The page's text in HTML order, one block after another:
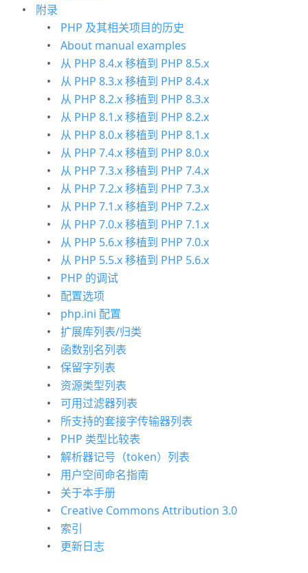
附录
PHP 及其相关项目的历史
About manual examples
从 PHP 8.4.x 移植到 PHP 8.5.x
从 PHP 8.3.x 移植到 PHP 8.4.x
从 PHP 8.2.x 移植到 PHP 8.3.x
从 PHP 8.1.x 移植到 PHP 8.2.x
从 PHP 8.0.x 移植到 PHP 8.1.x
从 PHP 7.4.x 移植到 PHP 8.0.x
从 PHP 7.3.x 移植到 PHP 7.4.x
从 PHP 7.2.x 移植到 PHP 7.3.x
从 PHP 7.1.x 移植到 PHP 7.2.x
从 PHP 7.0.x 移植到 PHP 7.1.x
从 PHP 5.6.x 移植到 PHP 7.0.x
从 PHP 5.5.x 移植到 PHP 5.6.x
PHP 的调试
配置选项
php.ini 配置
扩展库列表/归类
函数别名列表
保留字列表
资源类型列表
可用过滤器列表
所支持的套接字传输器列表
PHP 类型比较表
解析器记号（token）列表
用户空间命名指南
关于本手册
Creative Commons Attribution 3.0
索引
更新日志